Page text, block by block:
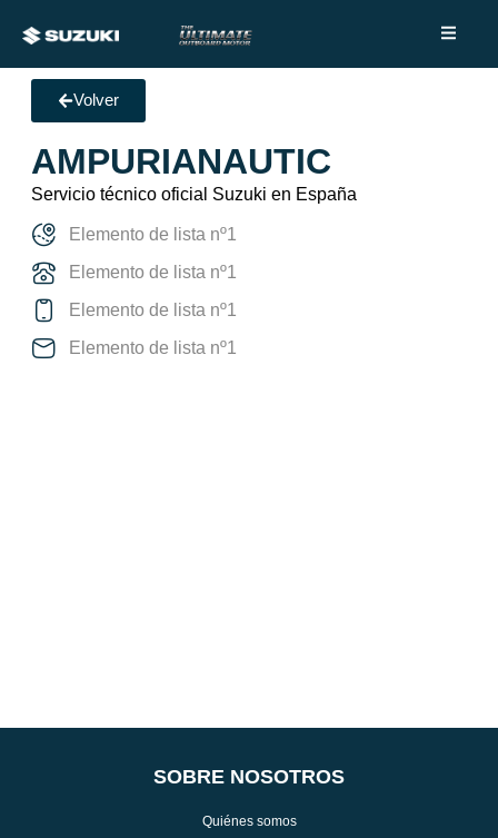
Volver
AMPURIANAUTIC
Servicio técnico oficial Suzuki en España
Elemento de lista nº1
Elemento de lista nº1
Elemento de lista nº1
Elemento de lista nº1
SOBRE NOSOTROS
Quiénes somos